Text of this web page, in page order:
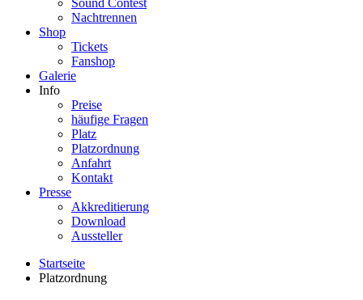
Sound Contest
Nachtrennen
Shop
Tickets
Fanshop
Galerie
Info
Preise
häufige Fragen
Platz
Platzordnung
Anfahrt
Kontakt
Presse
Akkreditierung
Download
Aussteller
Startseite
Platzordnung